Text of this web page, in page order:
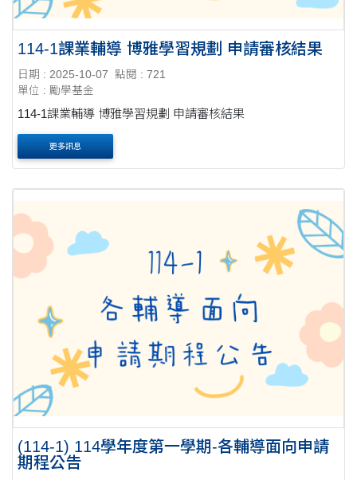
114-1課業輔導 博雅學習規劃 申請審核結果
日期 : 2025-10-07
點閱 : 721
單位 : 勵學基金
114-1課業輔導 博雅學習規劃 申請審核結果
更多訊息
(114-1) 114學年度第一學期-各輔導面向申請
期程公告